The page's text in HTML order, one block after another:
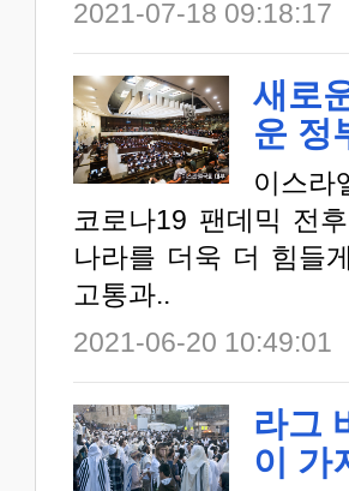
2021-07-18 09:18:17
새로
운 정
이스라
코로나19 팬데믹 전
나라를 더욱 더 힘들
고통과..
2021-06-20 10:49:01
라그
이 가